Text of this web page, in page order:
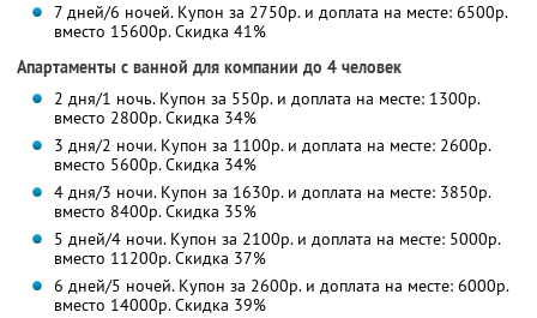
7 дней/6 ночей. Купон за 2750р. и доплата на месте: 6500р.
вместо 15600р.Скидка 41%
Апартаменты с ванной для компании до 4 человек
2 дня/1 ночь. Купон за 550р. и доплата на месте: 1300р.
вместо 2800р.Скидка 34%
3 дня/2 ночи. Купон за 1100р. и доплата на месте: 2600р.
вместо 5600р.Скидка 34%
4 дня/3 ночи. Купон за 1630р. и доплата на месте: 3850р.
вместо 8400р.Скидка 35%
5 дней/4 ночи. Купон за 2100р. и доплата на месте: 5000р.
вместо 11200р.Скидка 37%
6 дней/5 ночей. Купон за 2600р. и доплата на месте: 6000р.
вместо 14000р.Скидка 39%